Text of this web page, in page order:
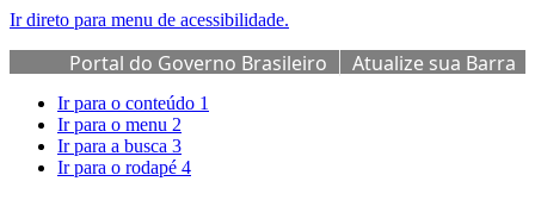
Ir direto para menu de acessibilidade.
Portal do Governo Brasileiro
Atualize sua Barra
de Governo
Ir para o conteúdo 1
Ir para o menu 2
Ir para a busca 3
Ir para o rodapé 4